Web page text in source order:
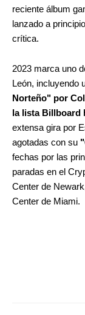
reciente álbum
lanzado a
crítica.
2023 marca uno
León, incluyendo
Norteño" por
la lista Billboard
extensa gira por
agotadas con su
fechas por las
paradas en el
Center de
Center de Miami.